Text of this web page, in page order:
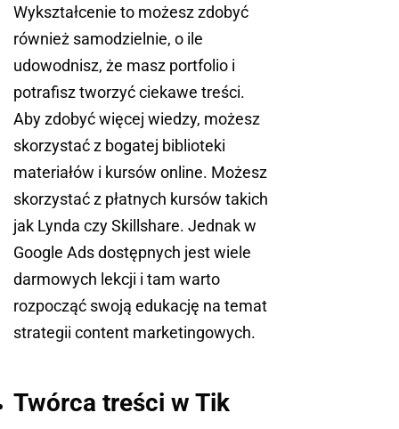
Wykształcenie to możesz zdobyć
również samodzielnie, o ile
udowodnisz, że masz portfolio i
potrafisz tworzyć ciekawe treści.
Aby zdobyć więcej wiedzy, możesz
skorzystać z bogatej biblioteki
materiałów i kursów online. Możesz
skorzystać z płatnych kursów takich
jak Lynda czy Skillshare. Jednak w
Google Ads dostępnych jest wiele
darmowych lekcji i tam warto
rozpocząć swoją edukację na temat
strategii content marketingowych.
Twórca treści w Tik